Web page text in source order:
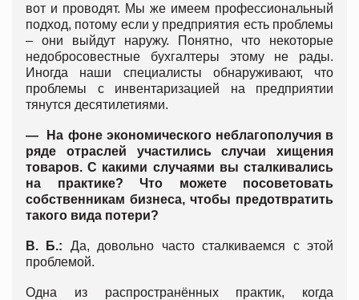
вот и проводят. Мы же имеем профессиональный
подход, потому если у предприятия есть проблемы
– они выйдут наружу. Понятно, что некоторые
недобросовестные бухгалтеры этому не рады.
Иногда наши специалисты обнаруживают, что
проблемы с инвентаризацией на предприятии
тянутся десятилетиями.
— На фоне экономического неблагополучия в
ряде отраслей участились случаи хищения
товаров. С какими случаями вы сталкивались
на практике? Что можете посоветовать
собственникам бизнеса, чтобы предотвратить
такого вида потери?
В. Б.: Да, довольно часто сталкиваемся с этой
проблемой.
Одна из распространённых практик, когда